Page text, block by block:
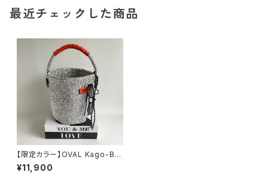
最近チェックした商品
【限定カラー】OVAL Kago-Ba
g / megane holder / ORAN
GE
¥11,900